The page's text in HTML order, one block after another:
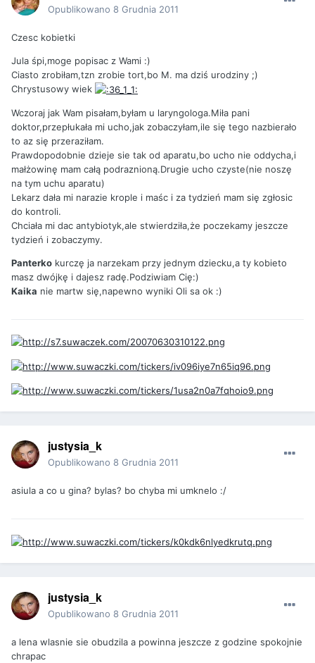
Opublikowano 8 Grudnia 2011
Czesc kobietki
Jula śpi,moge popisac z Wami :)
Ciasto zrobiłam,tzn zrobie tort,bo M. ma dziś urodziny ;)
Chrystusowy wiek
Wczoraj jak Wam pisałam,byłam u laryngologa.Miła pani
doktor,przepłukała mi ucho,jak zobaczyłam,ile się tego nazbierało
to az się przeraziłam.
Prawdopodobnie dzieje sie tak od aparatu,bo ucho nie oddycha,i
małżowinę mam całą podraznioną.Drugie ucho czyste(nie noszę
na tym uchu aparatu)
Lekarz dała mi narazie krople i maśc i za tydzień mam się zgłosic
do kontroli.
Chciała mi dac antybiotyk,ale stwierdziła,że poczekamy jeszcze
tydzień i zobaczymy.
Panterko kurczę ja narzekam przy jednym dziecku,a ty kobieto
masz dwójkę i dajesz radę.Podziwiam Cię:)
Kaika nie martw się,napewno wyniki Oli sa ok :)
justysia_k
Opublikowano 8 Grudnia 2011
asiula a co u gina? bylas? bo chyba mi umknelo :/
justysia_k
Opublikowano 8 Grudnia 2011
a lena wlasnie sie obudzila a powinna jeszcze z godzine spokojnie
chrapac